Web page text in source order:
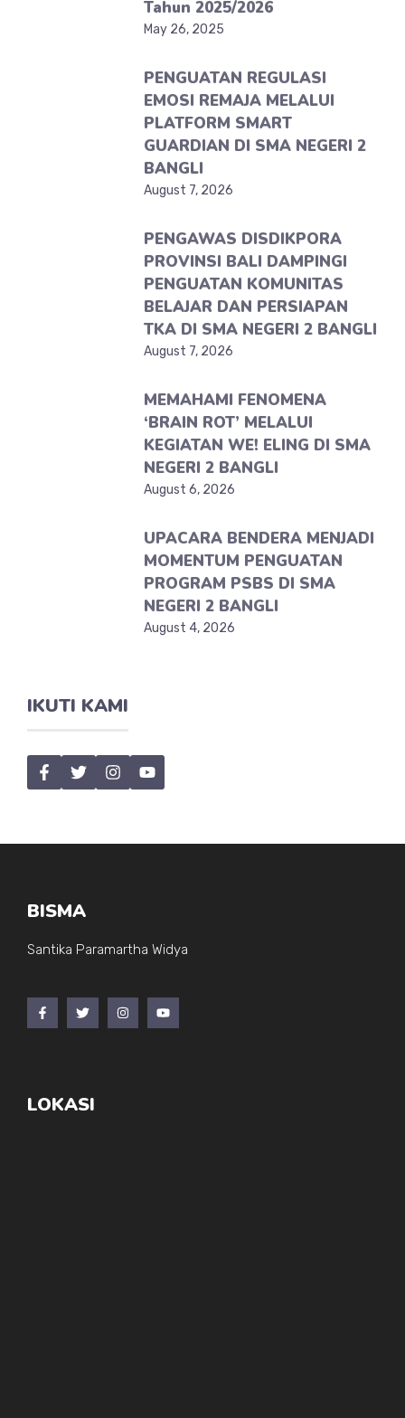
Tahun 2025/2026
May 26, 2025
PENGUATAN REGULASI
EMOSI REMAJA MELALUI
PLATFORM SMART
GUARDIAN DI SMA NEGERI 2
BANGLI
August 7, 2026
PENGAWAS DISDIKPORA
PROVINSI BALI DAMPINGI
PENGUATAN KOMUNITAS
BELAJAR DAN PERSIAPAN
TKA DI SMA NEGERI 2 BANGLI
August 7, 2026
MEMAHAMI FENOMENA
‘BRAIN ROT’ MELALUI
KEGIATAN WE! ELING DI SMA
NEGERI 2 BANGLI
August 6, 2026
UPACARA BENDERA MENJADI
MOMENTUM PENGUATAN
PROGRAM PSBS DI SMA
NEGERI 2 BANGLI
August 4, 2026
IKUTI KAMI
BISMA
Santika Paramartha Widya
LOKASI